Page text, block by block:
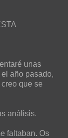
unas
año pasado,
que se
análisis.
faltaban. Os